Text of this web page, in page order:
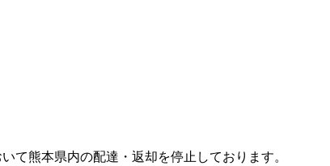
て熊本県内の配達・返却を停止しております。